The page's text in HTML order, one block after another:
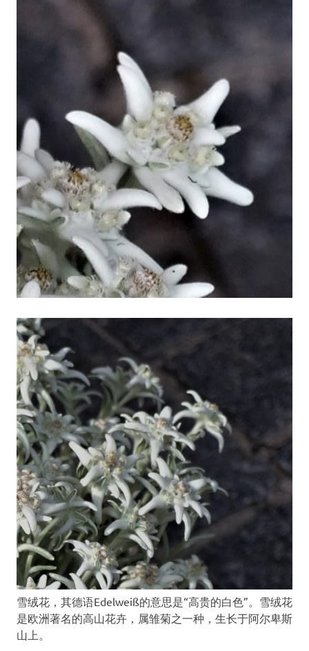
雪绒花，其德语Edelweiß的意思是“高贵的白色”。雪绒花
是欧洲著名的高山花卉，属雏菊之一种，生长于阿尔卑斯
山上。